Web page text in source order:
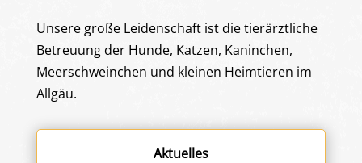
Unsere große Leidenschaft ist die tierärztliche
Betreuung der Hunde, Katzen, Kaninchen,
Meerschweinchen und kleinen Heimtieren im
Allgäu.
Aktuelles